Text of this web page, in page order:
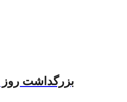
بزرگداشت روز